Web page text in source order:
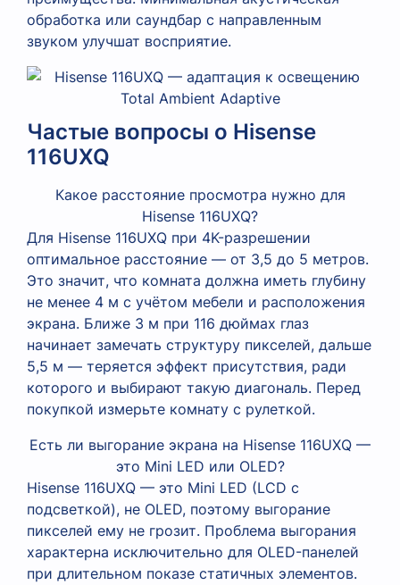
обработка или саундбар с направленным
звуком улучшат восприятие.
Частые вопросы о Hisense
116UXQ
Какое расстояние просмотра нужно для
Hisense 116UXQ?
Для Hisense 116UXQ при 4K-разрешении
оптимальное расстояние — от 3,5 до 5 метров.
Это значит, что комната должна иметь глубину
не менее 4 м с учётом мебели и расположения
экрана. Ближе 3 м при 116 дюймах глаз
начинает замечать структуру пикселей, дальше
5,5 м — теряется эффект присутствия, ради
которого и выбирают такую диагональ. Перед
покупкой измерьте комнату с рулеткой.
Есть ли выгорание экрана на Hisense 116UXQ —
это Mini LED или OLED?
Hisense 116UXQ — это Mini LED (LCD с
подсветкой), не OLED, поэтому выгорание
пикселей ему не грозит. Проблема выгорания
характерна исключительно для OLED-панелей
при длительном показе статичных элементов.